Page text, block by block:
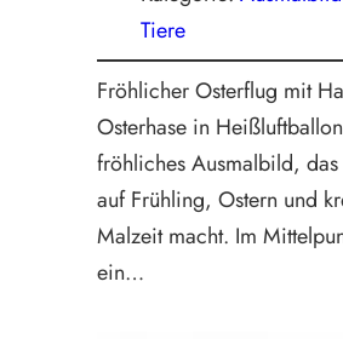
Tiere
Fröhlicher Osterflug mit
Osterhase in
fröhliches Ausmalbild, das
auf Frühling, Ostern und
Malzeit macht. Im
ein…